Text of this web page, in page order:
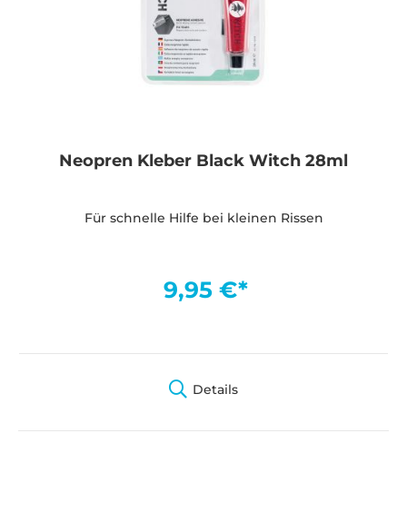
Neopren Kleber Black Witch 28ml
Für schnelle Hilfe bei kleinen Rissen
9,95 €*
Details